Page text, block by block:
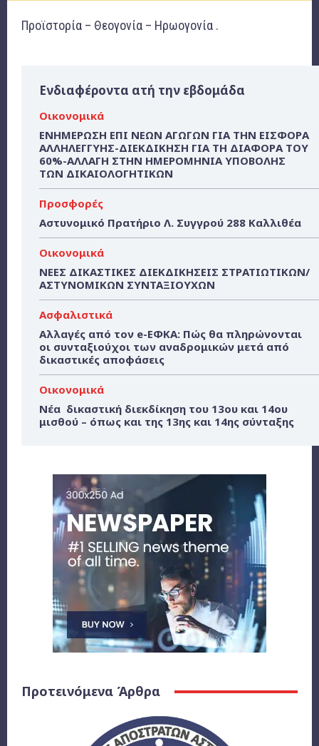
Προϊστορία – Θεογονία – Ηρωογονία .
Ενδιαφέροντα ατή την εβδομάδα
Οικονομικά
ΕΝΗΜΕΡΩΣΗ ΕΠΙ ΝΕΩΝ ΑΓΩΓΩΝ ΓΙΑ ΤΗΝ ΕΙΣΦΟΡΑ
ΑΛΛΗΛΕΓΓΥΗΣ-ΔΙΕΚΔΙΚΗΣΗ ΓΙΑ ΤΗ ΔΙΑΦΟΡΑ ΤΟΥ
60%-ΑΛΛΑΓΗ ΣΤΗΝ ΗΜΕΡΟΜΗΝΙΑ ΥΠΟΒΟΛΗΣ
ΤΩΝ ΔΙΚΑΙΟΛΟΓΗΤΙΚΩΝ
Προσφορές
Αστυνομικό Πρατήριο Λ. Συγγρού 288 Καλλιθέα
Οικονομικά
ΝΕΕΣ ΔΙΚΑΣΤΙΚΕΣ ΔΙΕΚΔΙΚΗΣΕΙΣ ΣΤΡΑΤΙΩΤΙΚΩΝ/
ΑΣΤΥΝΟΜΙΚΩΝ ΣΥΝΤΑΞΙΟΥΧΩΝ
Ασφαλιστικά
Αλλαγές από τον e-ΕΦΚΑ: Πώς θα πληρώνονται
οι συνταξιούχοι των αναδρομικών μετά από
δικαστικές αποφάσεις
Οικονομικά
Νέα δικαστική διεκδίκηση του 13ου και 14ου
μισθού – όπως και της 13ης και 14ης σύνταξης
Προτεινόμενα Άρθρα